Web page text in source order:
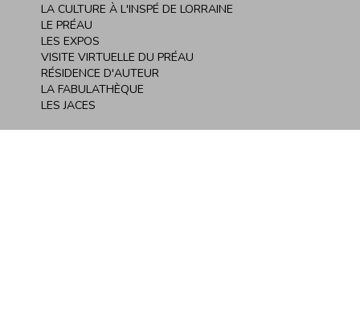
LA CULTURE À L'INSPÉ DE LORRAINE
LE PRÉAU
LES EXPOS
VISITE VIRTUELLE DU PRÉAU
RÉSIDENCE D'AUTEUR
LA FABULATHÈQUE
LES JACES